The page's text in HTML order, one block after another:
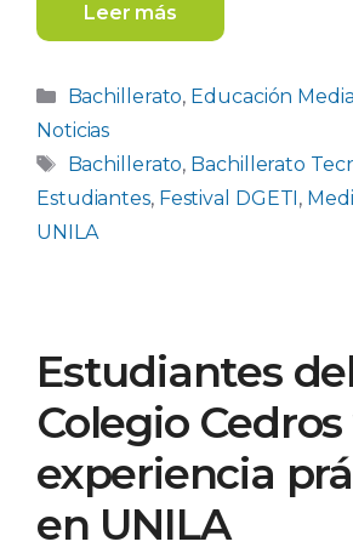
Leer más
Categorías
Bachillerato, Educación
Noticias
Etiquetas
Bachillerato, Bachillerato
Estudiantes, Festival DGETI,
UNILA
Estudiantes
Colegio
experiencia
en UNILA